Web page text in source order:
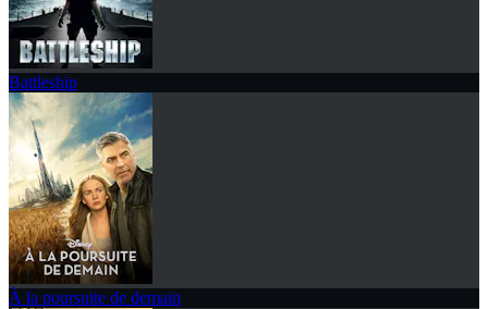
Battleship
À la poursuite de demain